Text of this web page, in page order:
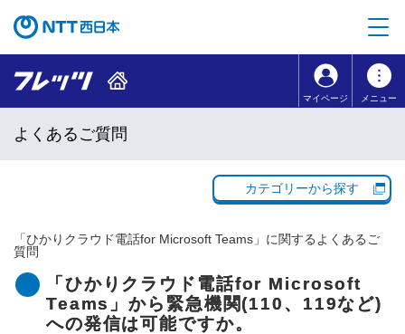
コンテンツのリンクナビゲーションへ移動
マイページ メニュー
よくあるご質問
カテゴリーから探す
「ひかりクラウド電話for Microsoft Teams 」に関するよくあるご
質問
「ひかりクラウド電話for Microsoft
Teams」から緊急機関(110、119など)
への発信は可能ですか。